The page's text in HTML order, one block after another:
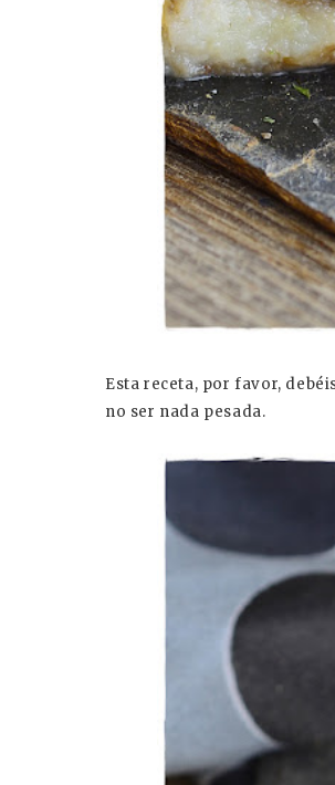
Esta receta, por favor,
no ser nada pesada.